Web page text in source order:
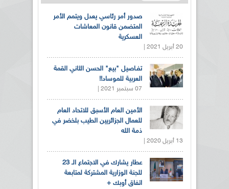
صدور أمر رئاسي يعدل ويتمم الأمر
المتضمن قانون المعاشات
العسكرية
20 أبريل 2021 |
تفـاصيل "بيع" الحسن الثاني القمة
العربية للموساد!!
07 سبتمبر 2021 |
الأمين العام الأسبق للاتحاد العام
للعمال الجزائريين الطيب بلخضر في
ذمة الله
13 أبريل 2020 |
عطار يشارك في الاجتماع الـ 23
للجنة الوزارية المشتركة لمتابعة
اتفاق أوبك +